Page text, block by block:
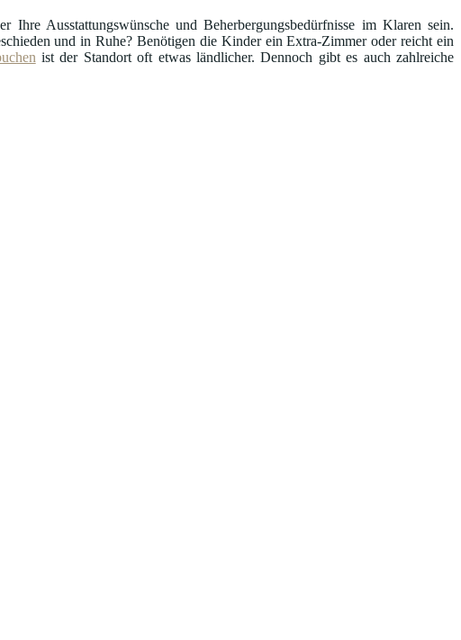
Ausstattungswünsche und Beherbergungsbedürfnisse im Klaren sein.
und in Ruhe? Benötigen die Kinder ein Extra-Zimmer oder reicht ein
ist der Standort oft etwas ländlicher. Dennoch gibt es auch zahlreiche